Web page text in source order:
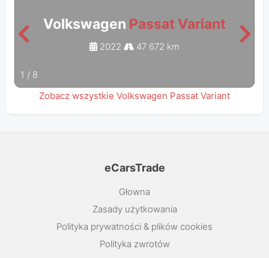
Volkswagen Passat Variant
2022 47 672 km
1 / 8
Zobacz wszystkie Volkswagen Passat Variant
eCarsTrade
Głowna
Zasady użytkowania
Polityka prywatności & plików cookies
Polityka zwrotów